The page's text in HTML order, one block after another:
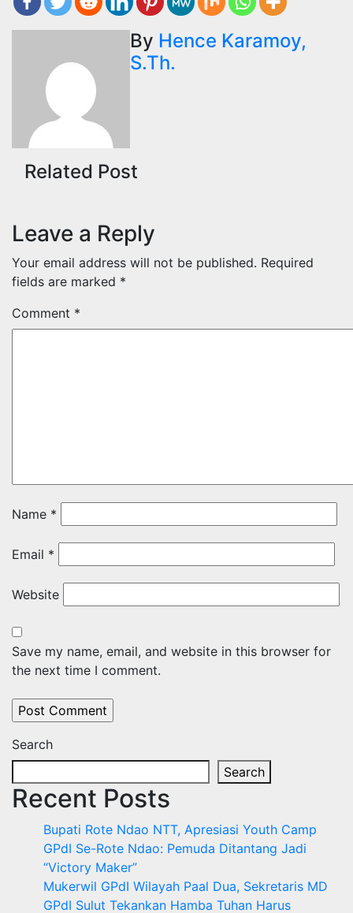
By Hence Karamoy,
S.Th.
Related Post
Leave a Reply
Your email address will not be published. Required
fields are marked *
Comment *
Name *
Email *
Website
Save my name, email, and website in this browser for
the next time I comment.
Search
Search
Recent Posts
Bupati Rote Ndao NTT, Apresiasi Youth Camp
GPdI Se-Rote Ndao: Pemuda Ditantang Jadi
“Victory Maker”
Mukerwil GPdI Wilayah Paal Dua, Sekretaris MD
GPdI Sulut Tekankan Hamba Tuhan Harus